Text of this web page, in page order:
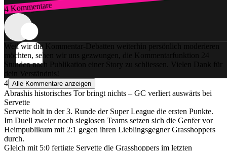
4 Kommentare
Zum Login
Weil wir die Kommentar-Debatten weiterhin persönlich moderieren
möchten, sehen wir uns gezwungen, die Kommentarfunktion 24
Stunden nach Publikation einer Story zu schliessen. Vielen Dank für
dein Verständnis!
4 Alle Kommentare anzeigen
Abrashis historisches Tor bringt nichts – GC verliert auswärts bei
Servette
Servette holt in der 3. Runde der Super League die ersten Punkte.
Im Duell zweier noch sieglosen Teams setzen sich die Genfer vor
Heimpublikum mit 2:1 gegen ihren Lieblingsgegner Grasshoppers
durch.
Gleich mit 5:0 fertigte Servette die Grasshoppers im letzten